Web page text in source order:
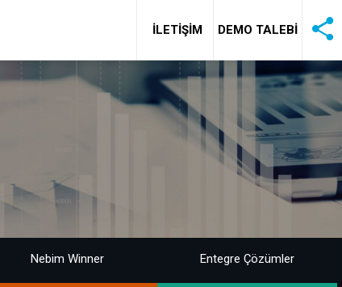
İLETİŞİM DEMO TALEBİ
Nebim Winner Entegre Çözümler